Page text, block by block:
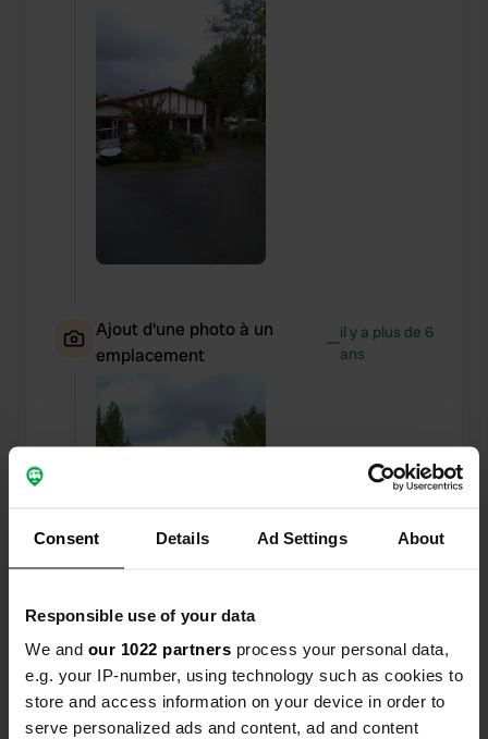
Consent Details Ad Settings About
Responsible use of your data
We and our 1022 partners process your personal data,
e.g. your IP-number, using technology such as cookies to
store and access information on your device in order to
serve personalized ads and content, ad and content
Ajout d'une photo à un
emplacement
—il y a plus de 6
ans
J'ai évalué un lieu il y a plus de 6 ans